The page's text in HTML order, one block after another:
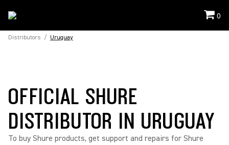
0
Distributors / Uruguay
OFFICIAL SHURE
DISTRIBUTOR IN URUGUAY
To buy Shure products, get support and repairs for Shure